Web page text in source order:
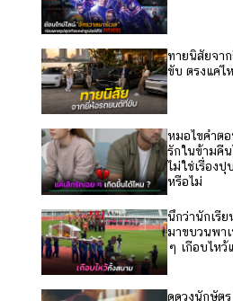
ทายนิสัยจา
ขับ ตรงแค่ไ
หมอไขคำต
รักในข้ามคื
ไม่ใช่เรื่อง
หรือไม่
นึกว่านักเรีย
มาขบวนพา
ๆ เกือบไหว้
ดูดวงนักษัต